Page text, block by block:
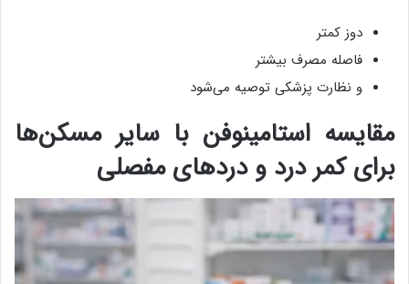
دوز کمتر
فاصله مصرف بیشتر
و نظارت پزشکی توصیه می‌شود
مقایسه استامینوفن با سایر مسکن‌ها
برای کمر درد و دردهای مفصلی